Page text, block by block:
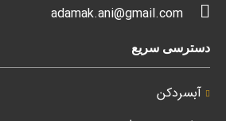
adamak.ani@gmail.com
دسترسی سریع
آبسردکن